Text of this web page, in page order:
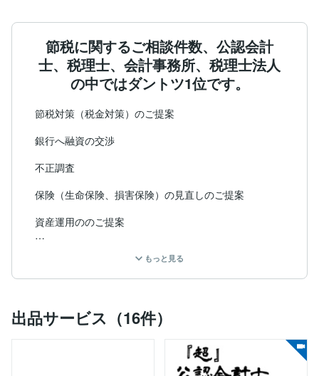
節税に関するご相談件数、公認会計
士、税理士、会計事務所、税理士法人
の中ではダントツ1位です。
節税対策（税金対策）のご提案
銀行へ融資の交渉
不正調査
保険（生命保険、損害保険）の見直しのご提案
資産運用ののご提案
相続税対策のご提案
もっと見る
出品サービス（16件）